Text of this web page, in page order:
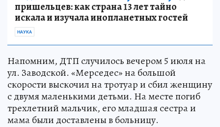
пришельцев: как страна 13 лет тайно
искала и изучала инопланетных гостей
НАУКА
Напомним, ДТП случилось вечером 5 июля на
ул. Заводской. «Мерседес» на большой
скорости выскочил на тротуар и сбил женщину
с двумя маленькими детьми. На месте погиб
трехлетний мальчик, его младшая сестра и
мама были доставлены в больницу.